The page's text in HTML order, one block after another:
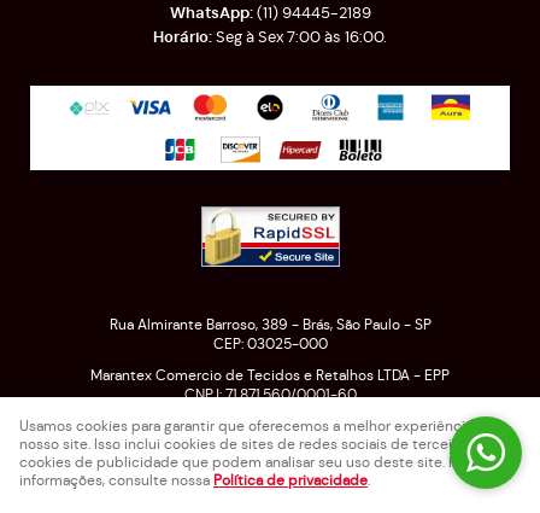
(11)94445-2189
Seg à Sex 7:00 às 16:00.
Rua Almirante Barroso, 389 - Brás, São Paulo- SP
CEP: 03025-000
Marantex Comercio de Tecidos e Retalhos LTDA - EPP
CNPJ: 71.871.560/0001-60
LOJA VIRTUAL CRIADA POR
Usamos cookies para garantir que oferecemos a melhor experiência em
nosso site. Isso inclui cookies de sites de redes sociais de terceiros e
cookies de publicidade que podem analisar seu uso deste site. Para mais
informações, consulte nossa Política de privacidade.